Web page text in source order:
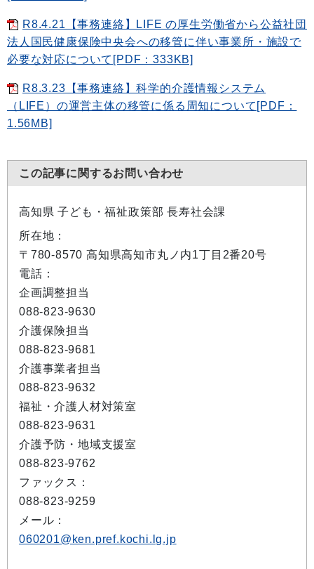
R8.4.21【事務連絡】LIFE の厚生労働省から公益社団
法人国民健康保険中央会への移管に伴い事業所・施設で
必要な対応について[PDF：333KB]
R8.3.23【事務連絡】科学的介護情報システム
（LIFE）の運営主体の移管に係る周知について[PDF：
1.56MB]
この記事に関するお問い合わせ
高知県 子ども・福祉政策部 長寿社会課
所在地：
〒780-8570 高知県高知市丸ノ内1丁目2番20号
電話：
企画調整担当
088-823-9630
介護保険担当
088-823-9681
介護事業者担当
088-823-9632
福祉・介護人材対策室
088-823-9631
介護予防・地域支援室
088-823-9762
ファックス：
088-823-9259
メール：
060201@ken.pref.kochi.lg.jp